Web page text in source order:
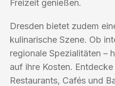
Freizeit genießen.
Dresden bietet zudem
kulinarische Szene. Ob
regionale Spezialitäten –
auf ihre Kosten.
Restaurants, Cafés und